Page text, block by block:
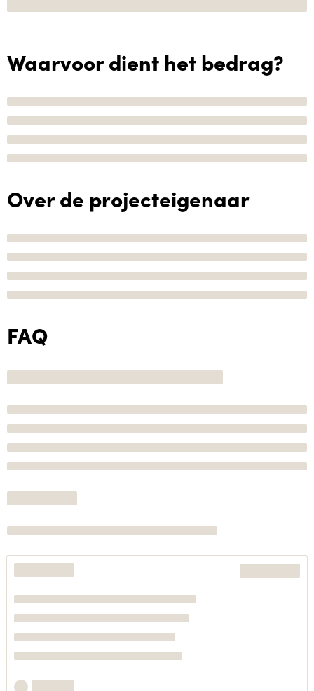
Waarvoor dient het bedrag?
Over de projecteigenaar
FAQ